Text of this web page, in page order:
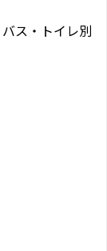
バス・トイレ別